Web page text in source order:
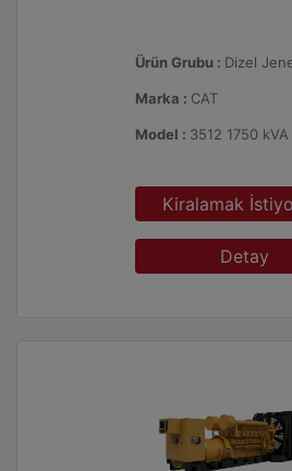
Ürün Grubu : Dizel
Marka : CAT
Model : 3512 1750 kVA
Kiralamak
Detay